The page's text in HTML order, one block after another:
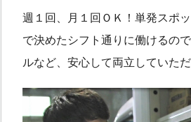
週１回、月１回ＯＫ！単発スポ
で決めたシフト通りに働けるの
ルなど、安心して両立していた